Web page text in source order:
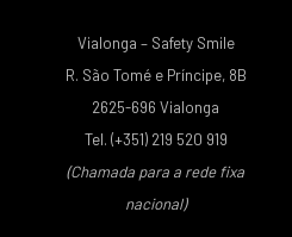
Vialonga – Safety Smile
R. São Tomé e Príncipe, 8B
2625-696 Vialonga
Tel. (+351) 219 520 919
(Chamada para a rede fixa
nacional)